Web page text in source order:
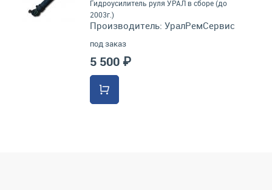
Гидроусилитель руля УРАЛ в сборе (до
2003г.)
Производитель: УралРемСервис
под заказ
5 500 ₽